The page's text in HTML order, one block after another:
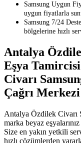
Samsung Uygun
uygun fiyatlarla
Samsung 7/24
bölgelerine hızlı
Antalya
Eşya
Civarı
Çağrı Merkezi
Antalya Özdilek Civarı
marka beyaz
Size en yakın yetkili
hızlı çözümlerden